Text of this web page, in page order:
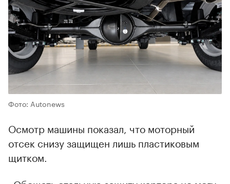
Фото: Autonews
Осмотр машины показал, что моторный
отсек снизу защищен лишь пластиковым
щитком.